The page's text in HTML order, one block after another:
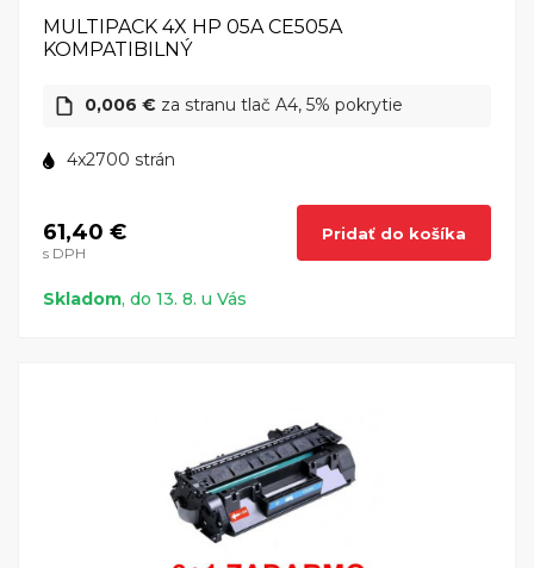
MULTIPACK 4X HP 05A CE505A
KOMPATIBILNÝ
0,006 € za stranu tlač A4, 5% pokrytie
4x2700 strán
61,40 €
s DPH
Pridať do košíka
Skladom, do 13. 8. u Vás